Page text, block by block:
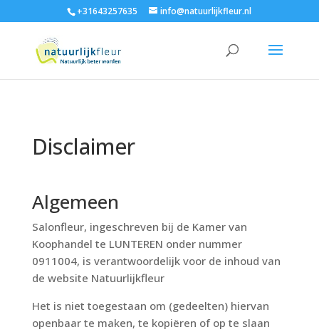
+31643257635 info@natuurlijkfleur.nl
Disclaimer
Algemeen
Salonfleur, ingeschreven bij de Kamer van
Koophandel te LUNTEREN onder nummer
0911004, is verantwoordelijk voor de inhoud van
de website Natuurlijkfleur
Het is niet toegestaan om (gedeelten) hiervan
openbaar te maken, te kopiëren of op te slaan